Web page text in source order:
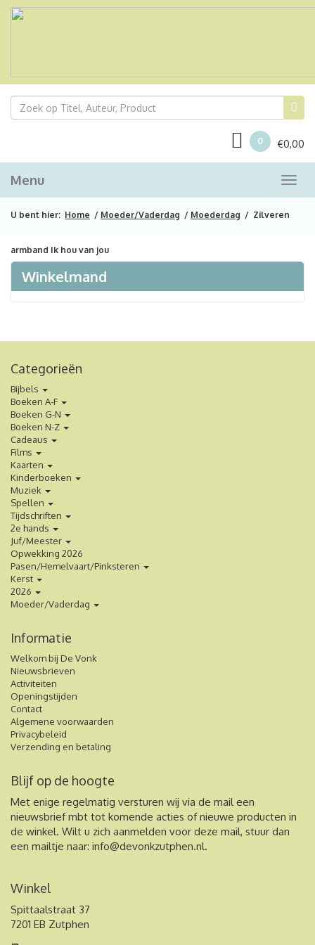
0 €0,00
Menu
U bent hier: Home / Moeder/Vaderdag / Moederdag / Zilveren
armband Ik hou van jou
Winkelmand
Categorieën
Bijbels
Boeken A-F
Boeken G-N
Boeken N-Z
Cadeaus
Films
Kaarten
Kinderboeken
Muziek
Spellen
Tijdschriften
2e hands
Juf/Meester
Opwekking 2026
Pasen/Hemelvaart/Pinksteren
Kerst
2026
Moeder/Vaderdag
Informatie
Welkom bij De Vonk
Nieuwsbrieven
Activiteiten
Openingstijden
Contact
Algemene voorwaarden
Privacybeleid
Verzending en betaling
Blijf op de hoogte
Met enige regelmatig versturen wij via de mail een
nieuwsbrief mbt tot komende acties of nieuwe producten in
de winkel. Wilt u zich aanmelden voor deze mail, stuur dan
een mailtje naar: info@devonkzutphen.nl.
Winkel
Spittaalstraat 37
7201 EB Zutphen